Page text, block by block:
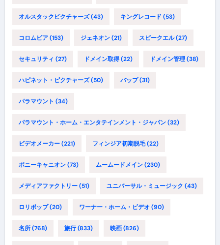
オルスタックピクチャーズ(43) キングレコード (53)
コロムビア(153) ジェネオン(21) スピークエル(27)
セキュリティ (27) ドメイン取得(22) ドメイン管理(38)
ハピネット・ピクチャーズ(50) バップ(31)
パラマウント (34)
パラマウント・ホーム・エンタテインメント・ジャパン(32)
ビデオメーカー(221) フィンジア初期脱毛(22)
ポニーキャニオン(73) ムームードメイン(230)
メディアファクトリー(51) ユニバーサル・ミュージック (43)
ロリポップ(20) ワーナー・ホーム・ビデオ (90)
名所(768) 旅行(833) 映画(826)